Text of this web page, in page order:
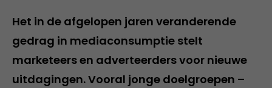
Het in de afgelopen jaren veranderende
gedrag in mediaconsumptie stelt
marketeers en adverteerders voor nieuwe
uitdagingen. Vooral jonge doelgroepen –